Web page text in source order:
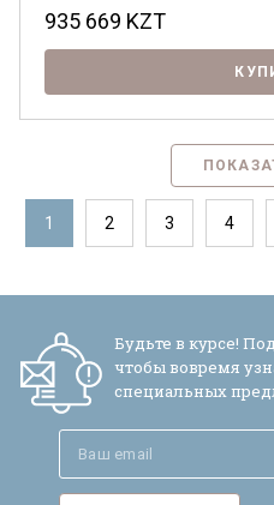
935 669 KZT
1 2 3 4
Будьте в курсе!
чтобы вовремя
специальных